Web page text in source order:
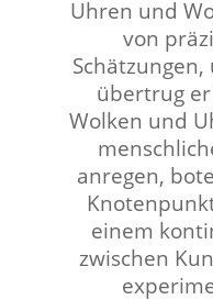
Uhren und
von
übertrug
Wolken und
anregen,
einem
zwischen